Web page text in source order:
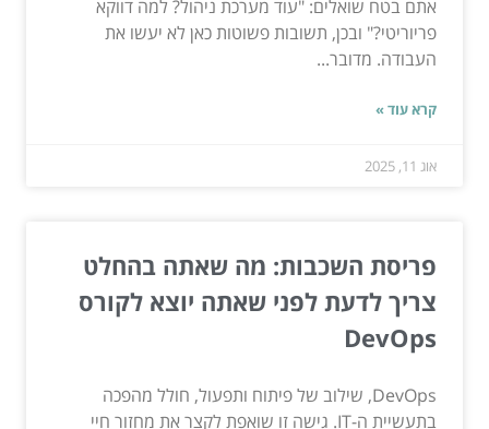
אתם בטח שואלים: "עוד מערכת ניהול? למה דווקא
פריוריטי?" ובכן, תשובות פשוטות כאן לא יעשו את
העבודה. מדובר...
קרא עוד »
אוג 11, 2025
פריסת השכבות: מה שאתה בהחלט
צריך לדעת לפני שאתה יוצא לקורס
DevOps
DevOps, שילוב של פיתוח ותפעול, חולל מהפכה
בתעשיית ה-IT. גישה זו שואפת לקצר את מחזור חיי